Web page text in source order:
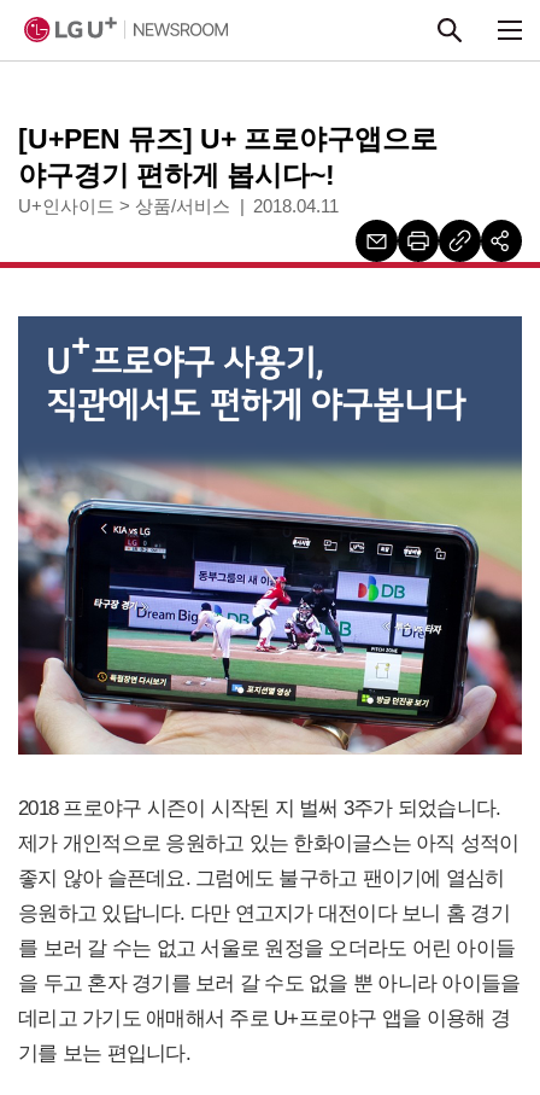
[U+PEN 뮤즈] U+ 프로야구앱으로
야구경기 편하게 봅시다~!
U+인사이드 > 상품/서비스 2018.04.11
2018 프로야구 시즌이 시작된 지 벌써 3주가 되었습니다.
제가 개인적으로 응원하고 있는 한화이글스는 아직 성적이
좋지 않아 슬픈데요. 그럼에도 불구하고 팬이기에 열심히
응원하고 있답니다. 다만 연고지가 대전이다 보니 홈 경기
를 보러 갈 수는 없고 서울로 원정을 오더라도 어린 아이들
을 두고 혼자 경기를 보러 갈 수도 없을 뿐 아니라 아이들을
데리고 가기도 애매해서 주로 U+프로야구 앱을 이용해 경
기를 보는 편입니다.